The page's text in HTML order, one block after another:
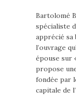
Bartolomé
spécialiste
apprécié sa
l’ouvrage
épouse sur
propose
fondée par
capitale de